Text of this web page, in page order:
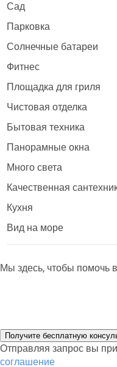
Сад
Парковка
Солнечные батареи
Фитнес
Площадка для гриля
Чистовая отделка
Бытовая техника
Панорамные окна
Много света
Качественная
Кухня
Вид на море
Мы здесь, чтобы помочь
Получите бесплатную
Отправляя запрос вы
соглашение